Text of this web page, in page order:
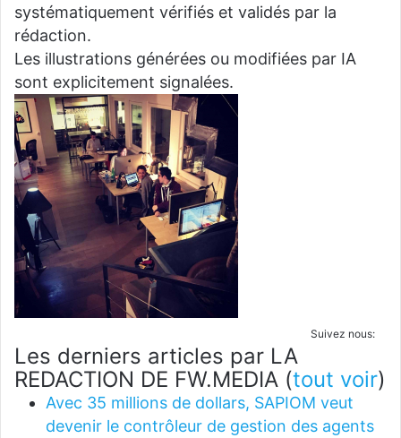
systématiquement vérifiés et validés par la
rédaction.
Les illustrations générées ou modifiées par IA
sont explicitement signalées.
Suivez nous:
Les derniers articles par LA
REDACTION DE FW.MEDIA (tout voir)
Avec 35 millions de dollars, SAPIOM veut
devenir le contrôleur de gestion des agents